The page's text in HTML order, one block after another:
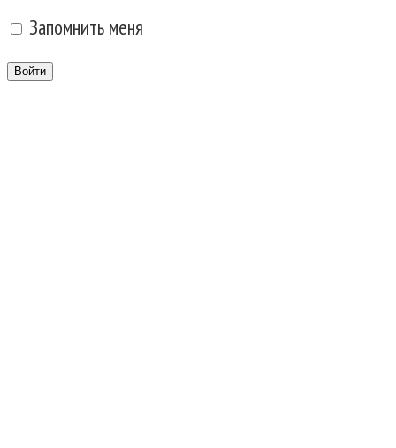
Запомнить меня